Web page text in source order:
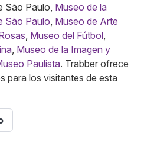
São Paulo, Museo de la
São Paulo Museo de Arte
Museo del Fútbol
Museo de la Imagen y
Paulista. Trabber ofrece
para los visitantes de esta